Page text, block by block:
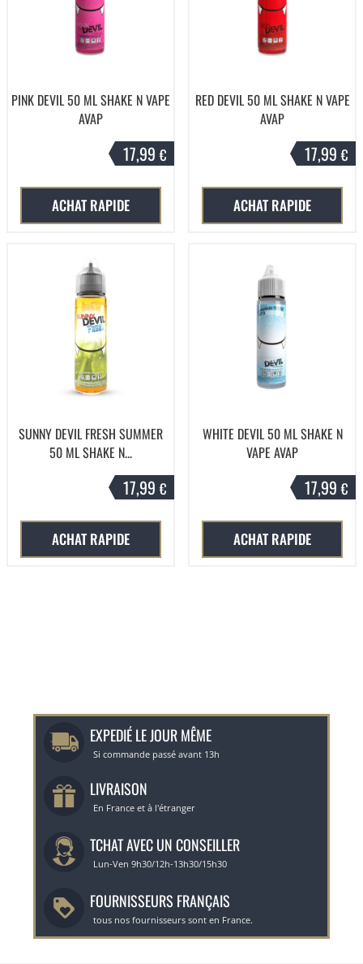
PINK DEVIL 50 ML SHAKE N VAPE
AVAP
17,99€
ACHAT RAPIDE
RED DEVIL 50 ML SHAKE N VAPE
AVAP
17,99€
ACHAT RAPIDE
SUNNY DEVIL FRESH SUMMER
50 ML SHAKE N...
17,99€
ACHAT RAPIDE
WHITE DEVIL 50 ML SHAKE N
VAPE AVAP
17,99€
ACHAT RAPIDE
EXPEDIÉ LE JOUR MÊME
Si commande passé avant 13h
LIVRAISON
En France et à l'étranger
TCHAT AVEC UN CONSEILLER
Lun-Ven 9h30/12h-13h30/15h30
FOURNISSEURS FRANÇAIS
tous nos fournisseurs sont en France.